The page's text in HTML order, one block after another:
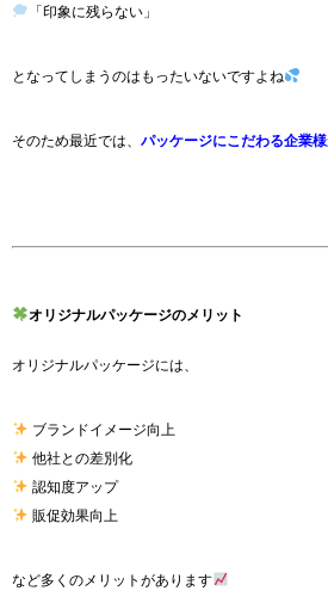
「印象に残らない」
となってしまうのはもったいないですよね
そのため最近では、 パッケージにこだわる企業
オリジナルパッケージのメリット
オリジナルパッケージには、
ブランドイメージ向上
他社との差別化
認知度アップ
販促効果向上
など多くのメリットがあります